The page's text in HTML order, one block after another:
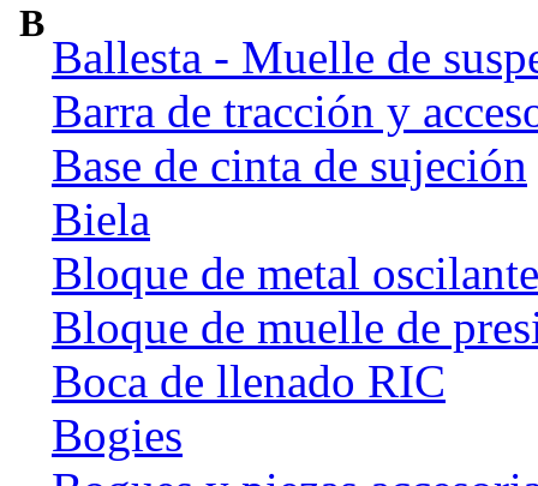
B
Ballesta - Muelle de
Barra de tracción y
Base de cinta de sujeción
Biela
Bloque de metal oscilante
Bloque de muelle de
Boca de llenado RIC
Bogies